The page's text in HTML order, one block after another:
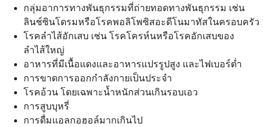
กลุ่มอาการทางพันธุกรรมที่ถ่ายทอดทางพันธุกรรม เช่น
ลินช์ซินโดรมหรือโรคพอลิโพซิสอะดีโนมาทัสในครอบครัว
โรคลำไส้อักเสบ เช่น โรคโครห์นหรือโรคอักเสบของ
ลำไส้ใหญ่
อาหารที่มีเนื้อแดงและอาหารแปรรูปสูง และไฟเบอร์ต่ำ
การขาดการออกกำลังกายเป็นประจำ
โรคอ้วน โดยเฉพาะน้ำหนักส่วนเกินรอบเอว
การสูบบุหรี่
การดื่มแอลกอฮอล์มากเกินไป